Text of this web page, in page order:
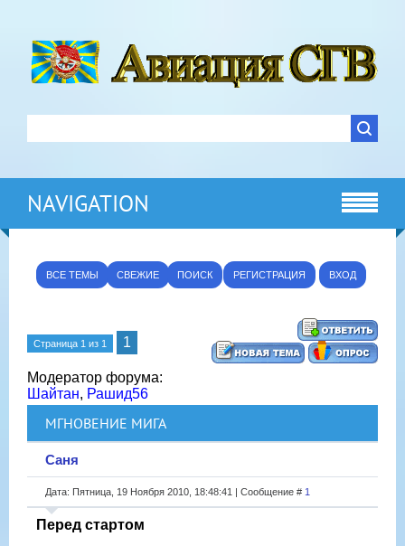
NAVIGATION
ВСЕ ТЕМЫ СВЕЖИЕ ПОИСК РЕГИСТРАЦИЯ ВХОД
Страница 1 из 1 1
Модератор форума:
Шайтан, Рашид56
МГНОВЕНИЕ МИГА
Саня
Дата: Пятница, 19 Ноября 2010, 18:48:41 | Сообщение # 1
Перед стартом